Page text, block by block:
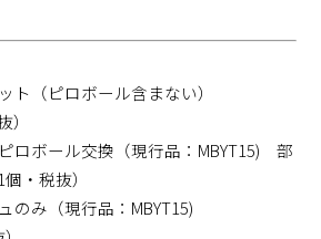
ト（ピロボール含まない）
ロボール交換（現行品：MBYT15) 部
・税抜）
のみ（現行品：MBYT15)